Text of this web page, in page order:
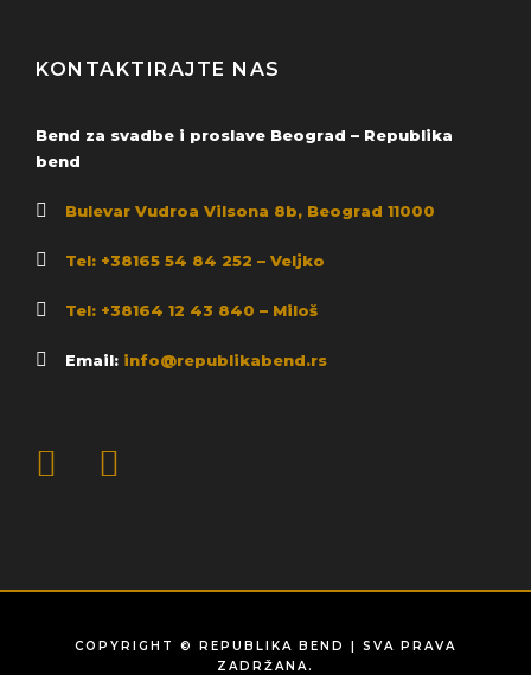
KONTAKTIRAJTE NAS
Bend za svadbe i proslave Beograd – Republika
bend
Bulevar Vudroa Vilsona 8b, Beograd 11000
Tel: +38165 54 84 252 – Veljko
Tel: +38164 12 43 840 – Miloš
Email: info@republikabend.rs
COPYRIGHT © REPUBLIKA BEND | SVA PRAVA
ZADRŽANA.